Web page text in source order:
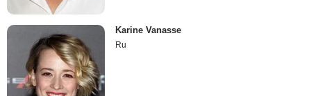
Karine Vanasse
Ru